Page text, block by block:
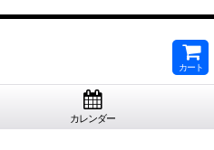
カート
カレンダー